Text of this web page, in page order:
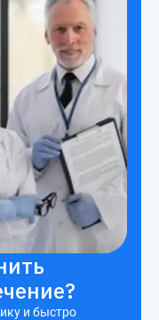
и быстро